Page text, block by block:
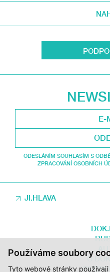
Používáme soubory
Tyto webové stránky
ODESLÁNÍM SOUHLASÍM S
ZPRACOVÁNÍ OSOBNÍCH
JI.HLAVA
O